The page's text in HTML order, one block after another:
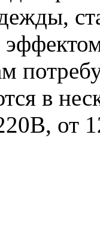
в
от